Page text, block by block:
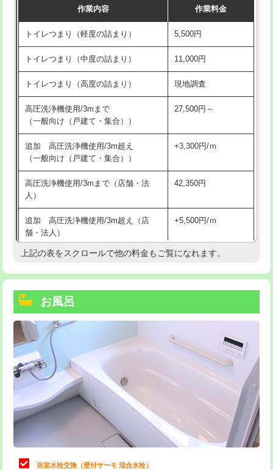
作業内容 作業料金
トイレつまり（軽度の詰まり） 5,500円
トイレつまり（中度の詰まり） 11,000円
トイレつまり（高度の詰まり） 現地調査
高圧洗浄機使用/3mまで
（一般向け（戸建て・集合））
27,500円～
追加 高圧洗浄機使用/3m超え
（一般向け（戸建て・集合））
+3,300円/ｍ
高圧洗浄機使用/3mまで（店舗・法
人）
42,350円
追加 高圧洗浄機使用/3m超え（店
舗・法人）
+5,500円/ｍ
高度高圧洗浄換 現地調査
トーラー機使用/3mまで
追加トーラー機使用/3m超え
カメラ調査 33,000円
桝清掃 8,800円
止水・漏水調査・防水処理・清掃・修
理・調整・分解・加工など（軽作業）
止水・漏水調査・防水処理・清掃・修
理・調整・分解・加工など（中作業）
22,000円
上記の表をスクロールで他の料金もご覧になれます。
お風呂
浴室水栓交換（壁付サーモ 混合水栓）